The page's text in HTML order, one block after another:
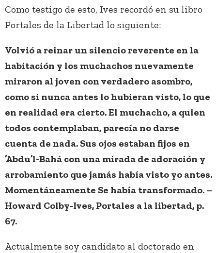
Como testigo de esto, Ives recordó en su libro
Portales de la Libertad lo siguiente:
Volvió a reinar un silencio reverente en la
habitación y los muchachos nuevamente
miraron al joven con verdadero asombro,
como si nunca antes lo hubieran visto, lo que
en realidad era cierto. El muchacho, a quien
todos contemplaban, parecía no darse
cuenta de nada. Sus ojos estaban fijos en
’Abdu’l-Bahá con una mirada de adoración y
arrobamiento que jamás había visto yo antes.
Momentáneamente Se había transformado. –
Howard Colby-Ives, Portales a la libertad, p.
67.
Actualmente soy candidato al doctorado en